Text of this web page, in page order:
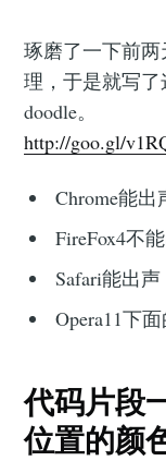
琢磨了一下前两
理，于是就写
doodle。
http://goo.gl/
Chrome能出
FireFox4不
Safari能出声
Opera11下
代码片段
位置的颜